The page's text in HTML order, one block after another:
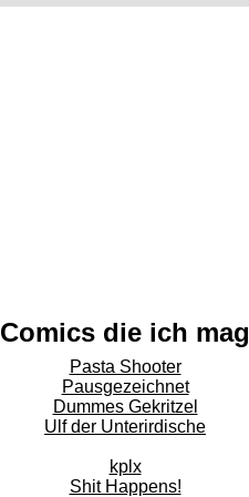
Comics die ich mag
Pasta Shooter
Pausgezeichnet
Dummes Gekritzel
Ulf der Unterirdische
kplx
Shit Happens!